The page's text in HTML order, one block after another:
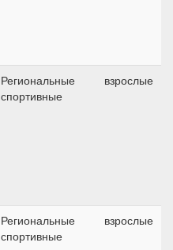
Региональные
спортивные
взрослые
Региональные
спортивные
взрослые